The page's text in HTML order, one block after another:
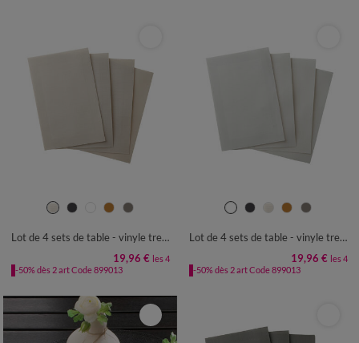
Lot de 4 sets de table - vinyle tressé
19,96 € les 4
-50% dès 2 art Code 899013
Lot de 4 sets de table - vinyle tressé
19,96 € les 4
-50% dès 2 art Code 899013